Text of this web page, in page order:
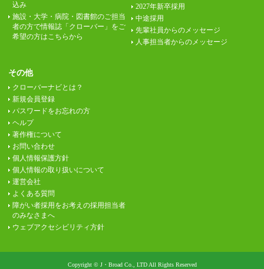
込み
施設・大学・病院・図書館のご担当
者の方で情報誌「クローバー」をご
希望の方はこちらから
2027年新卒採用
中途採用
先輩社員からのメッセージ
人事担当者からのメッセージ
その他
クローバーナビとは？
新規会員登録
パスワードをお忘れの方
ヘルプ
著作権について
お問い合わせ
個人情報保護方針
個人情報の取り扱いについて
運営会社
よくある質問
障がい者採用をお考えの採用担当者
のみなさまへ
ウェブアクセシビリティ方針
Copyright © J・Broad Co., LTD All Rights Reserved